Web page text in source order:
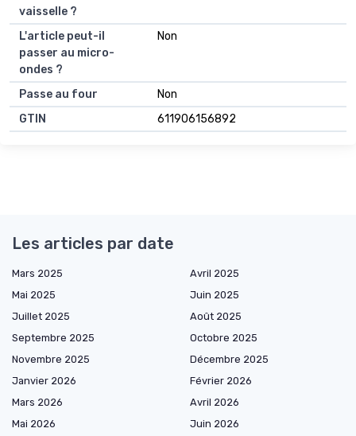
vaisselle ?
L'article peut-il
passer au micro-
ondes ?
Non
Passe au four
Non
GTIN
611906156892
Les articles par date
Mars 2025
Avril 2025
Mai 2025
Juin 2025
Juillet 2025
Août 2025
Septembre 2025
Octobre 2025
Novembre 2025
Décembre 2025
Janvier 2026
Février 2026
Mars 2026
Avril 2026
Mai 2026
Juin 2026